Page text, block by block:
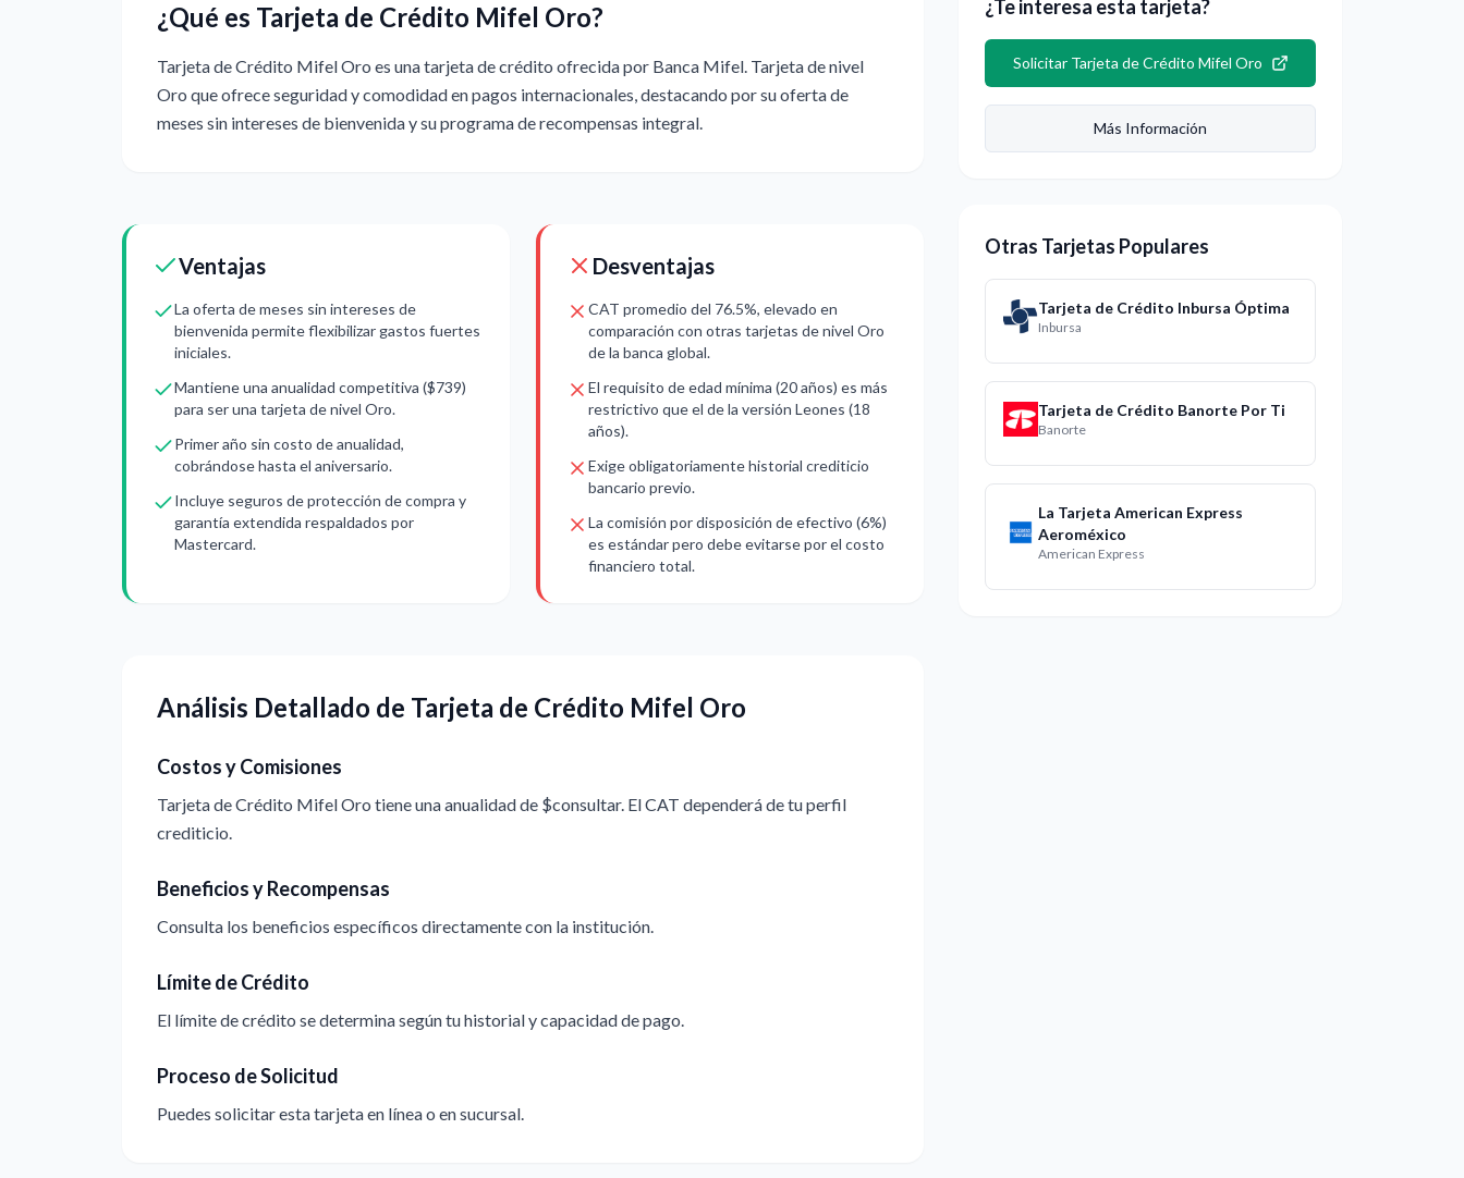
¿Qué es Tarjeta de Crédito Mifel Oro?
Tarjeta de Crédito Mifel Oro es una tarjeta de crédito ofrecida por Banca Mifel. Tarjeta de nivel
Oro que ofrece seguridad y comodidad en pagos internacionales, destacando por su oferta de
meses sin intereses de bienvenida y su programa de recompensas integral.
Ventajas
La oferta de meses sin intereses de
bienvenida permite flexibilizar gastos fuertes
iniciales.
Mantiene una anualidad competitiva ($739)
para ser una tarjeta de nivel Oro.
Primer año sin costo de anualidad,
cobrándose hasta el aniversario.
Incluye seguros de protección de compra y
garantía extendida respaldados por
Mastercard.
Desventajas
CAT promedio del 76.5%, elevado en
comparación con otras tarjetas de nivel Oro
de la banca global.
El requisito de edad mínima (20 años) es más
restrictivo que el de la versión Leones (18
años).
Exige obligatoriamente historial crediticio
bancario previo.
La comisión por disposición de efectivo (6%)
es estándar pero debe evitarse por el costo
financiero total.
Análisis Detallado de Tarjeta de Crédito Mifel Oro
Costos y Comisiones
Tarjeta de Crédito Mifel Oro tiene una anualidad de $consultar. El CAT dependerá de tu perfil
crediticio.
Beneficios y Recompensas
Consulta los beneficios específicos directamente con la institución.
Límite de Crédito
El límite de crédito se determina según tu historial y capacidad de pago.
Proceso de Solicitud
Puedes solicitar esta tarjeta en línea o en sucursal.
¿Te interesa esta tarjeta?
Solicitar Tarjeta de Crédito Mifel Oro
Más Información
Otras Tarjetas Populares
Tarjeta de Crédito Inbursa Óptima
Inbursa
Tarjeta de Crédito Banorte Por Ti
Banorte
La Tarjeta American Express
Aeroméxico
American Express